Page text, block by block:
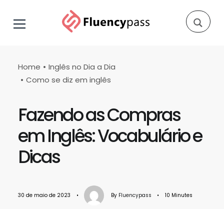
Home
Inglês no Dia a Dia
Como se diz em inglês
Fazendo as Compras
em Inglês: Vocabulário e
Dicas
30 de maio de 2023 • By Fluencypass • 10 Minutes